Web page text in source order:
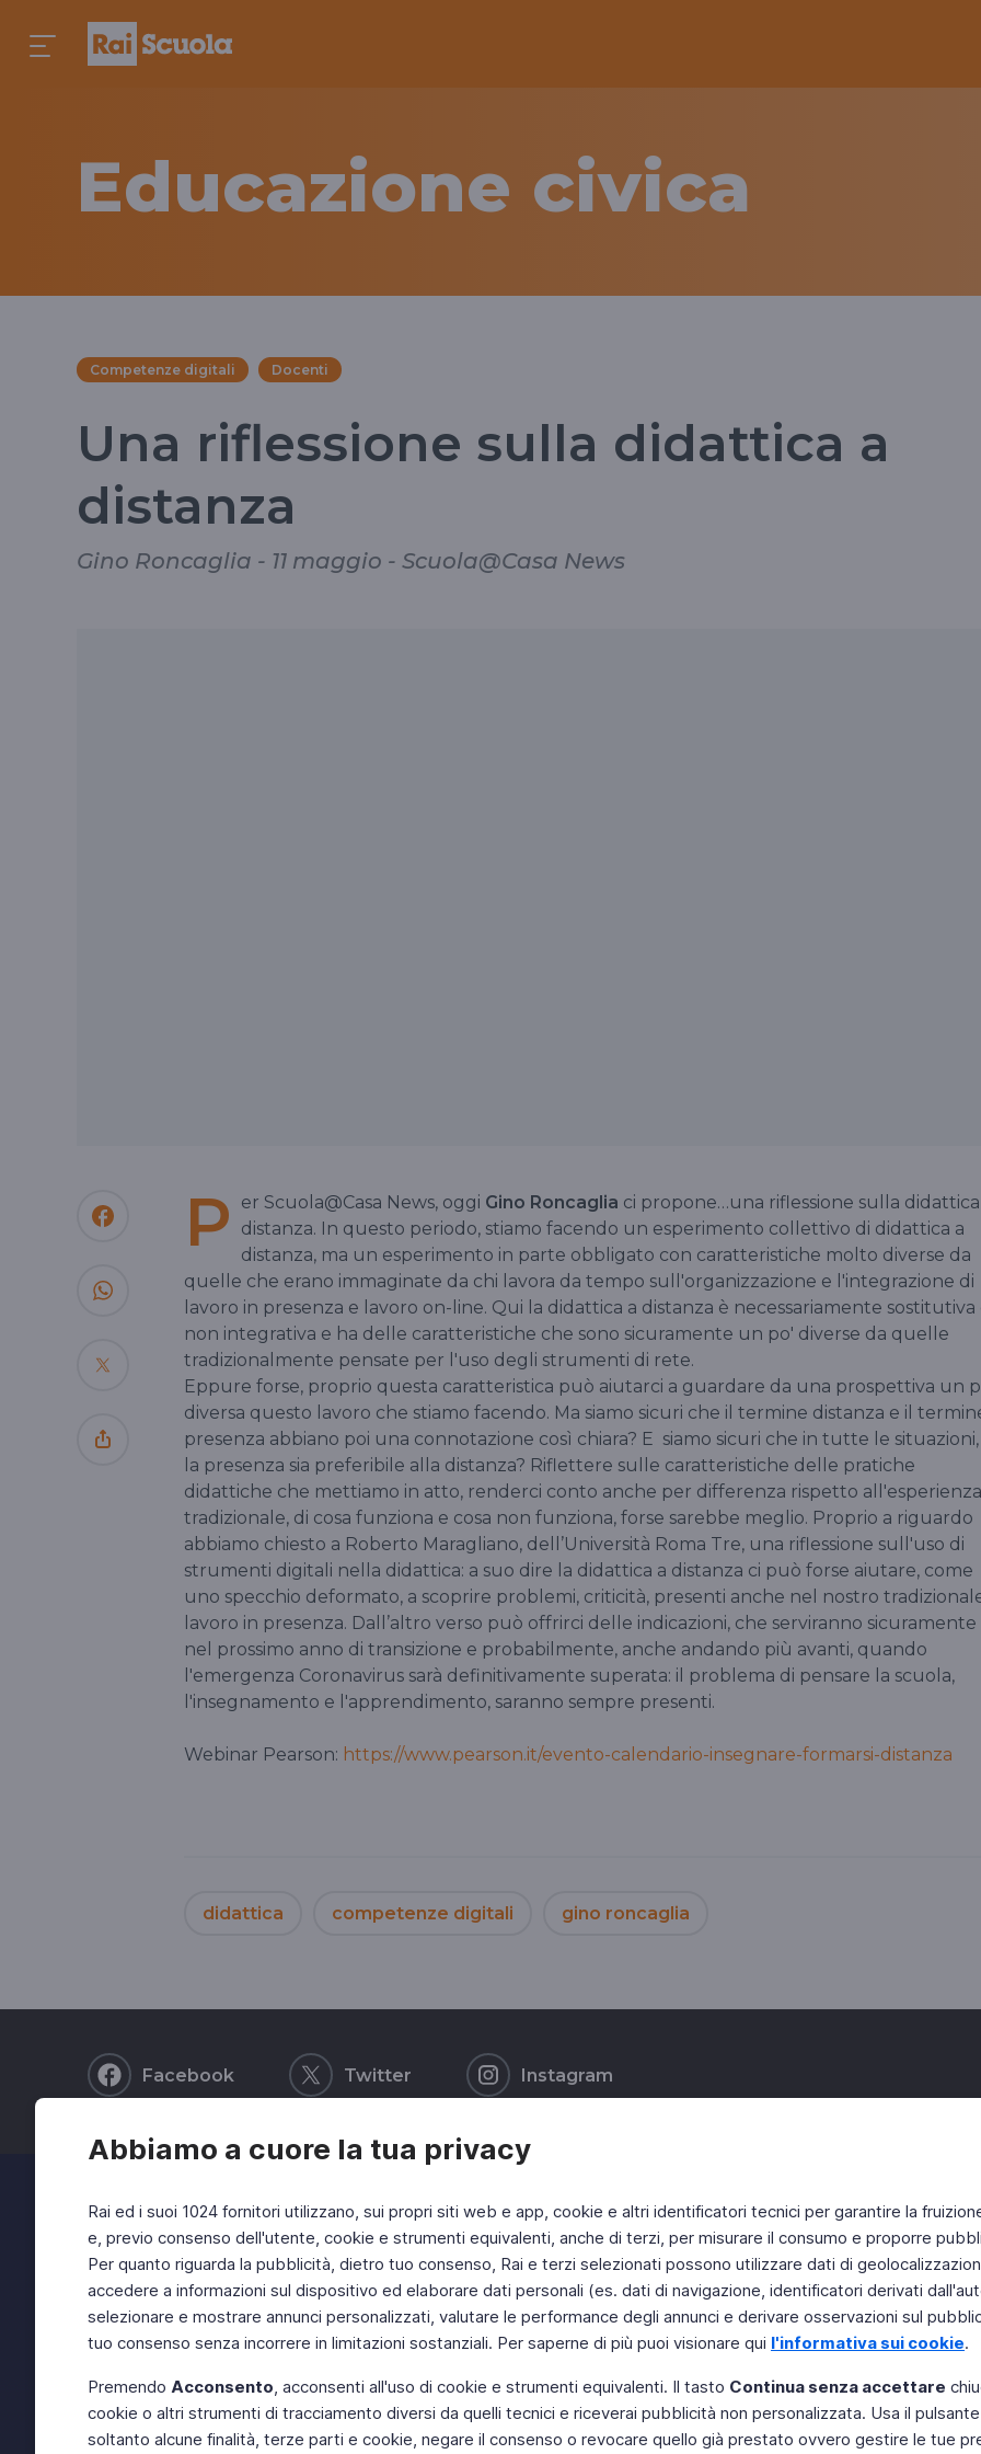
Abbiamo a cuore la tua privacy
Rai ed i suoi 1024 fornitori utilizzano, sui propri siti web e app, cookie e altri identificatori tecnici per garantire la
e, previo consenso dell'utente, cookie e strumenti equivalenti, anche di terzi, per misurare il consumo e proporre
Per quanto riguarda la pubblicità, dietro tuo consenso, Rai e terzi selezionati possono utilizzare dati di
accedere a informazioni sul dispositivo ed elaborare dati personali (es. dati di navigazione, identificatori derivati
selezionare e mostrare annunci personalizzati, valutare le performance degli annunci e derivare osservazioni sul
tuo consenso senza incorrere in limitazioni sostanziali. Per saperne di più puoi visionare qui l'informativa sui cookie.
Premendo Acconsento, acconsenti all'uso di cookie e strumenti equivalenti. Il tasto Continua senza accettare
cookie o altri strumenti di tracciamento diversi da quelli tecnici e riceverai pubblicità non personalizzata. Usa il
soltanto alcune finalità, terze parti e cookie, negare il consenso o revocare quello già prestato ovvero gestire le tue
Educazione civica
Competenze digitali Docenti
Una riflessione sulla didattica a
distanza
Gino Roncaglia - 11 maggio - Scuola@Casa News
P er Scuola@Casa News, oggi Gino Roncaglia ci propone…una riflessione sulla
distanza. In questo periodo, stiamo facendo un esperimento collettivo di didattica a
distanza, ma un esperimento in parte obbligato con caratteristiche molto diverse da
quelle che erano immaginate da chi lavora da tempo sull'organizzazione e l'integrazione di
lavoro in presenza e lavoro on-line. Qui la didattica a distanza è necessariamente sostitutiva
non integrativa e ha delle caratteristiche che sono sicuramente un po' diverse da quelle
tradizionalmente pensate per l'uso degli strumenti di rete.
Eppure forse, proprio questa caratteristica può aiutarci a guardare da una prospettiva un
diversa questo lavoro che stiamo facendo. Ma siamo sicuri che il termine distanza e il
presenza abbiano poi una connotazione così chiara? E siamo sicuri che in tutte le situazioni,
la presenza sia preferibile alla distanza? Riflettere sulle caratteristiche delle pratiche
didattiche che mettiamo in atto, renderci conto anche per differenza rispetto all'esperienza
tradizionale, di cosa funziona e cosa non funziona, forse sarebbe meglio. Proprio a riguardo
abbiamo chiesto a Roberto Maragliano, dell’Università Roma Tre, una riflessione sull'uso di
strumenti digitali nella didattica: a suo dire la didattica a distanza ci può forse aiutare, come
uno specchio deformato, a scoprire problemi, criticità, presenti anche nel nostro
lavoro in presenza. Dall’altro verso può offrirci delle indicazioni, che serviranno sicuramente
nel prossimo anno di transizione e probabilmente, anche andando più avanti, quando
l'emergenza Coronavirus sarà definitivamente superata: il problema di pensare la scuola,
l'insegnamento e l'apprendimento, saranno sempre presenti.
Webinar Pearson: https://www.pearson.it/evento-calendario-insegnare-formarsi-distanza
didattica competenze digitali gino roncaglia
Facebook Twitter Instagram